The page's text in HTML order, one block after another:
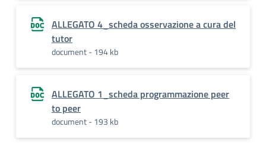
ALLEGATO 4_scheda osservazione a cura del
tutor
document - 194 kb
ALLEGATO 1_scheda programmazione peer
to peer
document - 193 kb